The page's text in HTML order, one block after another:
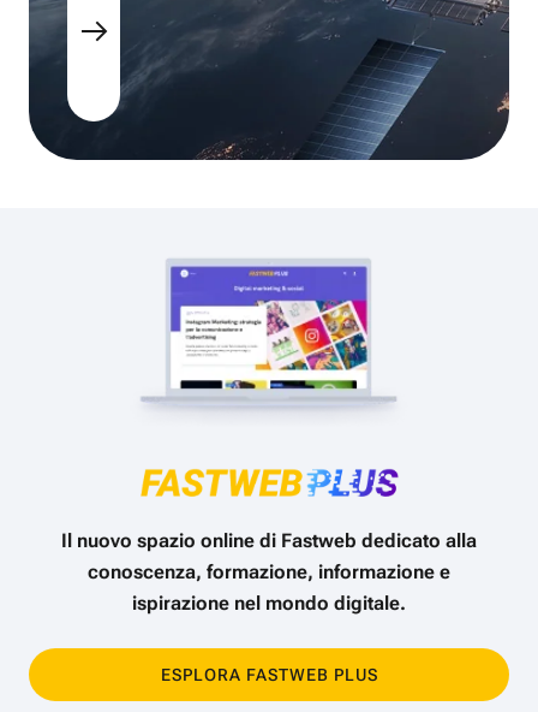
Il nuovo spazio online di Fastweb dedicato alla
conoscenza, formazione, informazione e
ispirazione nel mondo digitale.
ESPLORA FASTWEB PLUS